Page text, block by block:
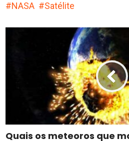
NASA Satélite
Quais os meteoros que